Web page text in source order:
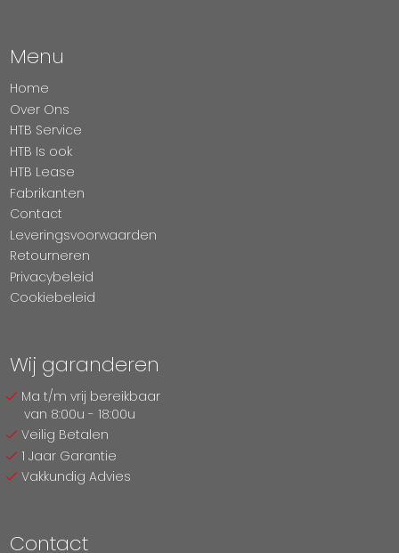
Menu
Home
Over Ons
HTB Service
HTB Is ook
HTB Lease
Fabrikanten
Contact
Leveringsvoorwaarden
Retourneren
Privacybeleid
Cookiebeleid
Wij garanderen
Ma t/m vrij bereikbaar
van 8:00u - 18:00u
Veilig Betalen
1 Jaar Garantie
Vakkundig Advies
Contact